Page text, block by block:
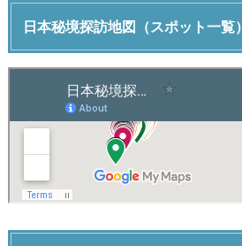
日本秘境探訪地図（スポット一覧）